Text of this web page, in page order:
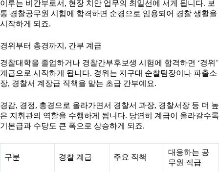
이루는 비간부로서, 현장 치안 업무의 최일선에 서게 됩니다. 보
통 경찰공무원 시험에 합격하면 순경으로 임용되어 경찰 생활을
시작하게 되죠.
경위부터 총경까지, 간부 계급
경찰대학을 졸업하거나 경찰간부후보생 시험에 합격하면 ‘경위’
계급으로 시작하게 됩니다. 경위는 지구대 순찰팀장이나 파출소
장, 경찰서 계장급 직책을 맡는 초급 간부예요.
경감, 경정, 총경으로 올라가면서 경찰서 과장, 경찰서장 등 더 높
은 지휘관의 역할을 수행하게 됩니다. 당연히 계급이 올라갈수록
기본급과 수당도 큰 폭으로 상승하게 되죠.
구분 경찰 계급 주요 직책
대응하는 공
무원 직급